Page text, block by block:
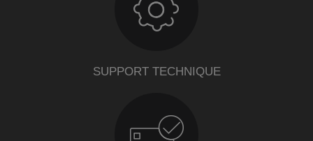
SUPPORT TECHNIQUE